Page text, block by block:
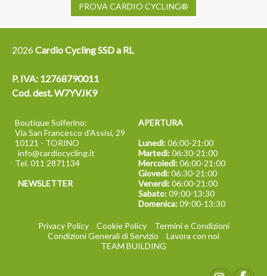
PROVA CARDIO CYCLING®
2026Cardio Cycling SSD a RL
P. IVA: 12768790011
Cod. dest. W7YVJK9
Boutique Solferino:
Via San Francesco d’Assisi, 29
10121 - TORINO
info@cardiocycling.it
Tel. 011 2871134
NEWSLETTER
APERTURA
Lunedì:06:00-21:00
Martedì:06:30-21:00
Mercoledì:06:00-21:00
Giovedì:06:30-21:00
Venerdì:06:00-21:00
Sabato:09:00-13:30
Domenica:09:00-13:30
Privacy Policy Cookie Policy
Termini e Condizioni
Condizioni Generali di Servizio
Lavora con noi
TEAM BUILDING